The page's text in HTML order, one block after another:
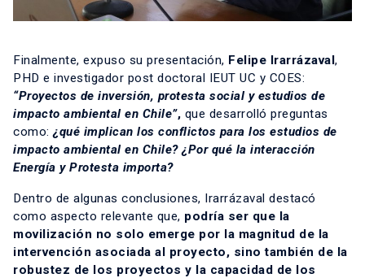
Finalmente, expuso su presentación, Felipe Irarrázaval ,
PHD e investigador post doctoral IEUT UC y COES:
“Proyectos de inversión, protesta social y estudios de
impacto ambiental en Chile”, que desarrolló preguntas
como: ¿qué implican los conflictos para los estudios de
impacto ambiental en Chile? ¿Por qué la interacción
Energía y Protesta importa?
Dentro de algunas conclusiones, Irarrázaval destacó
como aspecto relevante que, podría ser que la
movilización no solo emerge por la magnitud de la
intervención asociada al proyecto, sino también de la
robustez de los proyectos y la capacidad de los